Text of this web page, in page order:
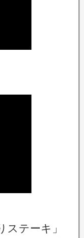
テーキ」